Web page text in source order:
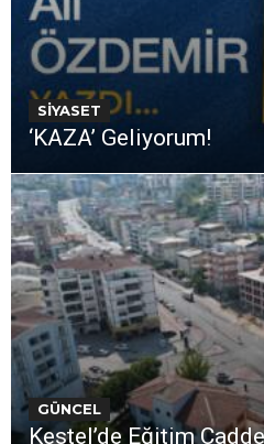
SİYASET
‘KAZA’ Geliyorum!
GÜNCEL
Kestel’de Eğitim